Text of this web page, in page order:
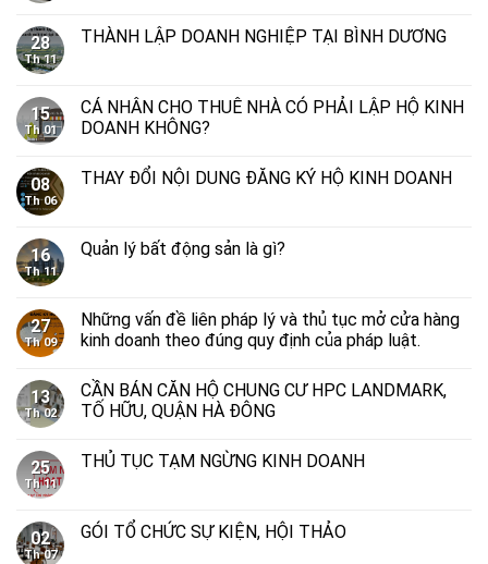
28
Th 11
THÀNH LẬP DOANH NGHIỆP TẠI BÌNH DƯƠNG
15
Th 01
CÁ NHÂN CHO THUÊ NHÀ CÓ PHẢI LẬP HỘ KINH
DOANH KHÔNG?
08
Th 06
THAY ĐỔI NỘI DUNG ĐĂNG KÝ HỘ KINH DOANH
16
Th 11
Quản lý bất động sản là gì?
27
Th 09
Những vấn đề liên pháp lý và thủ tục mở cửa hàng
kinh doanh theo đúng quy định của pháp luật.
13
Th 02
CẦN BÁN CĂN HỘ CHUNG CƯ HPC LANDMARK,
TỐ HỮU, QUẬN HÀ ĐÔNG
25
Th 11
THỦ TỤC TẠM NGỪNG KINH DOANH
02
Th 07
GÓI TỔ CHỨC SỰ KIỆN, HỘI THẢO